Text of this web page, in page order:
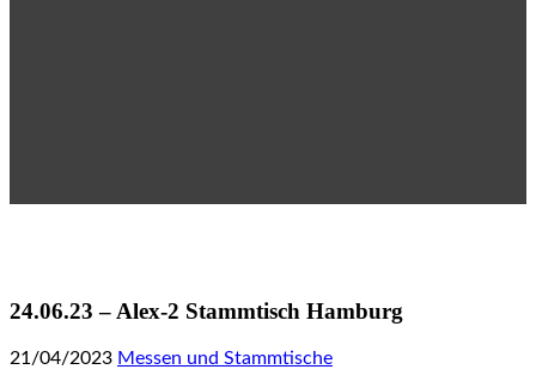
24.06.23 – Alex-2 Stammtisch Hamburg
21/04/2023 Messen und Stammtische